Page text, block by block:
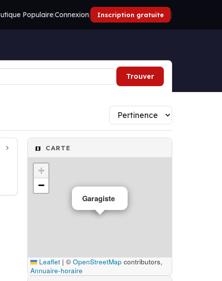
Populaire|Connexion| Inscription gratuite |
Trouver
CARTE
Garagiste
+
−
Leaflet | © OpenStreetMap contributors,
Annuaire-horaire